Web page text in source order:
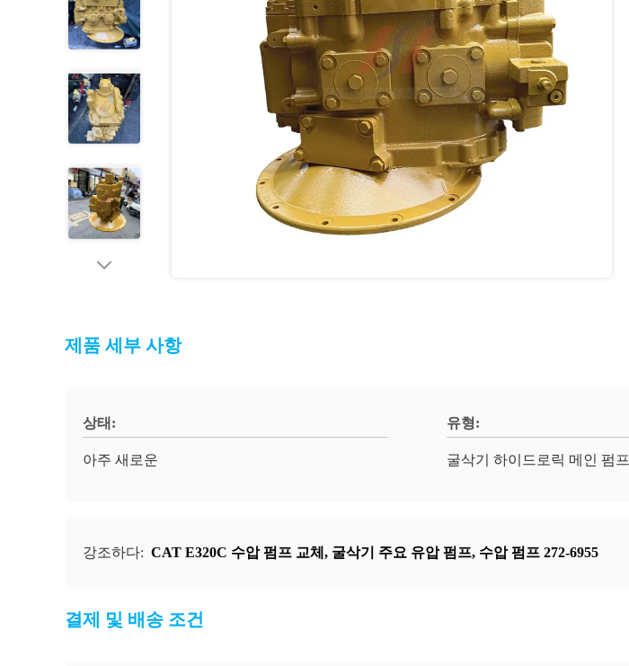
제품 세부 사항
상태:
아주 새로운
유형:
굴삭기 하이드로릭 메인 펌프
강조하다: CAT E320C 수압 펌프 교체 , 굴삭기 주요 유압 펌프, 수압 펌프 272-6955
결제 및 배송 조건